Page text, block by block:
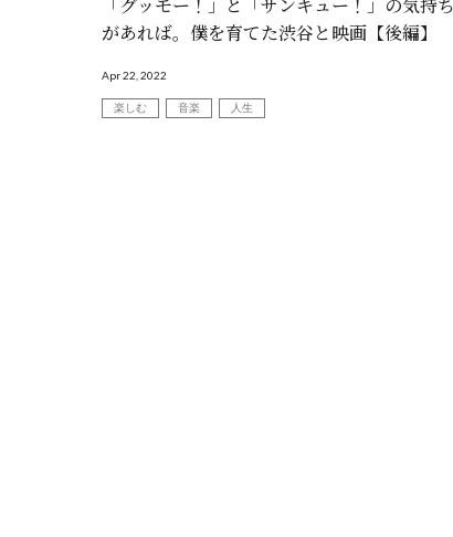
「グッモー！」と「サンキュー！」の気持ち
があれば。僕を育てた渋谷と映画【後編】
Apr 22, 2022
楽しむ 音楽 人生